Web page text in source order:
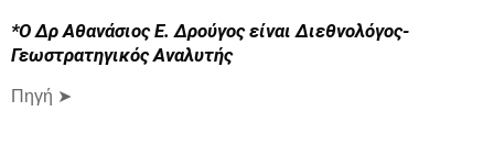
*Ο Δρ Αθανάσιος Ε. Δρούγος είναι Διεθνολόγος-
Γεωστρατηγικός Αναλυτής
Πηγή ➤